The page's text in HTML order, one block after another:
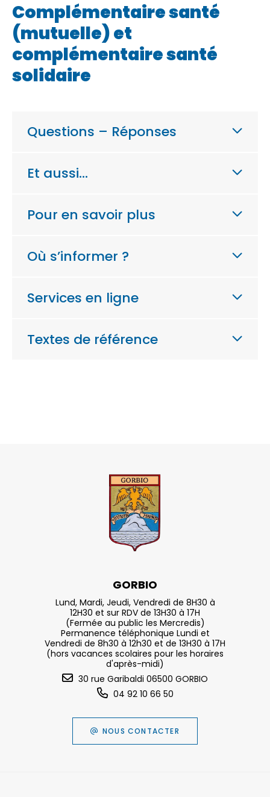
Complémentaire santé
(mutuelle) et
complémentaire santé
solidaire
Questions – Réponses
Et aussi…
Pour en savoir plus
Où s’informer ?
Services en ligne
Textes de référence
GORBIO
Lund, Mardi, Jeudi, Vendredi de 8H30 à
12H30 et sur RDV de 13H30 à 17H
(Fermée au public les Mercredis)
Permanence téléphonique Lundi et
Vendredi de 8h30 à 12h30 et de 13H30 à 17H
(hors vacances scolaires pour les horaires
d'après-midi)
30 rue Garibaldi 06500 GORBIO
04 92 10 66 50
NOUS CONTACTER